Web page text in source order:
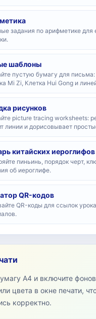
задания по арифметике для
шаблоны
пустую бумагу для
Mi Zi, Клетка Hui Gong и
рисунков
picture tracing worksheets:
линии и дорисовывает
китайских иероглифов
пиньинь, порядок черт,
об иероглифе.
QR-кодов
QR-коды для ссылок
A4 и включите
цвета в окне печати,
корректно.